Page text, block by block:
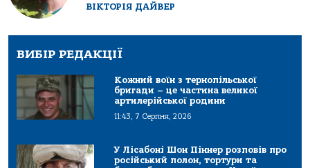
ВІКТОРІЯ ДАЙВЕР
ВИБІР РЕДАКЦІЇ
Кожний воїн з тернопільської
бригади – це частина великої
артилерійської родини
11:43, 7 Серпня, 2026
У Лісабоні Шон Піннер розповів про
російський полон, тортури та